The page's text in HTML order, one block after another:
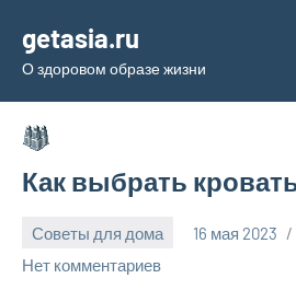
содержимому
getasia.ru
О здоровом образе жизни
Как выбрать
Советы для дома 16 мая 2023
Нет комментариев